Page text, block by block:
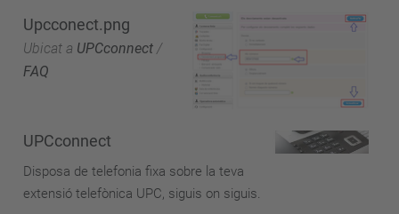
Upcconect.png
Ubicat a UPCconnect /
FAQ
UPCconnect
Disposa de telefonia fixa sobre la teva
extensió telefònica UPC, siguis on siguis.